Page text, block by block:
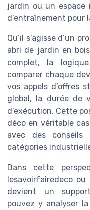
jardin ou un
d’entraînement pour
Qu’il s’agisse d’un
abri de jardin en
complet, la
comparer chaque
vos appels d’offres
global, la durée de
d’exécution. Cette
déco en véritable
avec des conseils
catégories
Dans cette
lesavoirfairedeco
devient un
pouvez y analyser